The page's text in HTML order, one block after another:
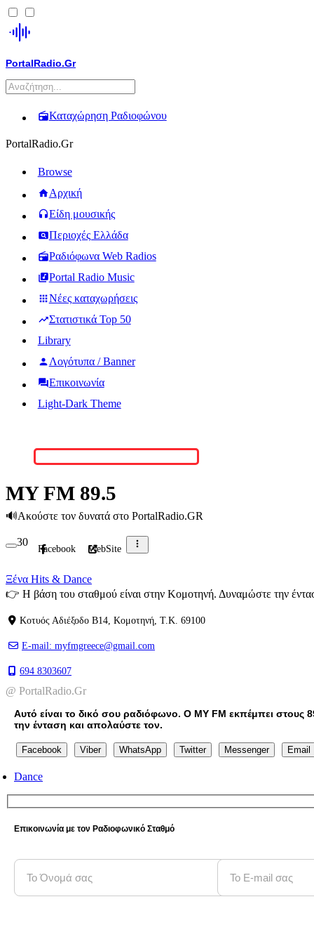
PortalRadio.Gr
Καταχώρηση Ραδιοφώνου
PortalRadio.Gr
Browse
Αρχική
Είδη μουσικής
Περιοχές Ελλάδα
Ραδιόφωνα Web Radios
Portal Radio Music
Νέες καταχωρήσεις
Στατιστικά Top 50
Library
Λογότυπα / Banner
Επικοινωνία
Light-Dark Theme
MY FM 89.5
🔊Ακούστε τον δυνατά στο PortalRadio.GR
30
Facebook WebSite
Ξένα Hits & Dance
👉 Η βάση του σταθμού είναι στην Κομοτηνή. Δυναμώστε την
Κοτυός Αδιέξοδο Β14, Κομοτηνή, T.K. 69100
E-mail: myfmgreece@gmail.com
694 8303607
@ PortalRadio.Gr
Αυτό είναι το δικό σου ραδιόφωνο. Ο MY FM εκπέμπει
την ένταση και απολαύστε τον.
Facebook Viber WhatsApp Twitter Messenger Email
Dance
Επικοινωνία με τον Ραδιοφωνικό Σταθμό